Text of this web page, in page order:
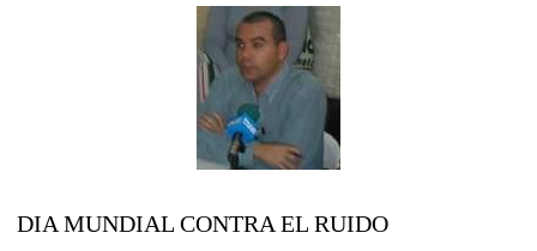
DIA MUNDIAL CONTRA EL RUIDO